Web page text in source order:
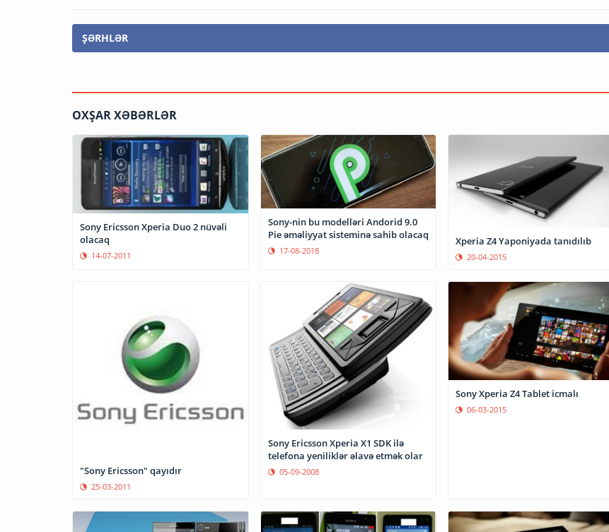
ŞƏRHLƏR
OXŞAR XƏBƏRLƏR
Sony Ericsson Xperia Duo 2 nüvəli
olacaq
14-07-2011
Sony-nin bu modelləri Andorid 9.0
Pie əməliyyat sisteminə sahib olacaq
17-08-2018
Xperia Z4 Yaponiyada tanıdılıb
20-04-2015
"Sony Ericsson" qayıdır
25-03-2011
Sony Ericsson Xperia X1 SDK ilə
telefona yeniliklər əlavə etmək olar
05-09-2008
Sony Xperia Z4 Tablet icmalı
06-03-2015